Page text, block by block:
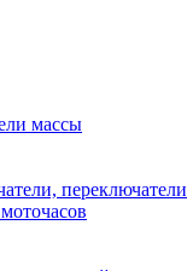
массы
переключатели